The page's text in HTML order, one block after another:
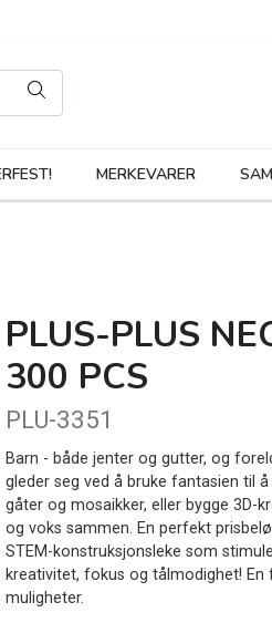
MERKEVARER
PLUS-PLUS
300 PCS
PLU-3351
Barn - både jenter og gutter, og
gleder seg ved å bruke fantasien til
gåter og mosaikker, eller bygge 3D-
og voks sammen. En perfekt
STEM-konstruksjonsleke som
kreativitet, fokus og tålmodighet! En
muligheter.